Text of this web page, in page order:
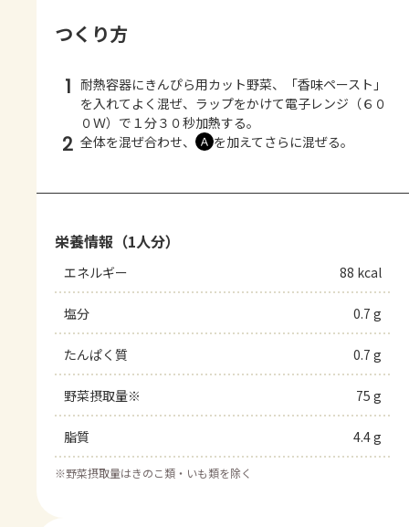
つくり方
1 耐熱容器にきんぴら用カット野菜、「香味ペースト」
を入れてよく混ぜ、ラップをかけて電子レンジ（６０
０Ｗ）で１分３０秒加熱する。
2 全体を混ぜ合わせ、 Ａ を加えてさらに混ぜる。
栄養情報（1人分）
エネルギー 88 kcal
塩分 0.7 g
たんぱく質 0.7 g
野菜摂取量※ 75 g
脂質 4.4 g
※野菜摂取量はきのこ類・いも類を除く